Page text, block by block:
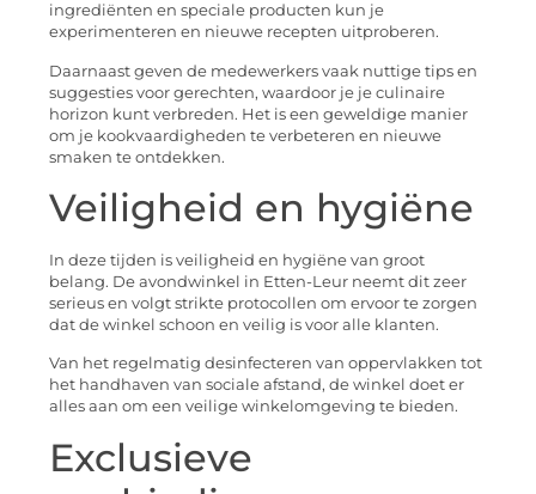
ingrediënten en speciale producten kun je
experimenteren en nieuwe recepten uitproberen.
Daarnaast geven de medewerkers vaak nuttige tips en
suggesties voor gerechten, waardoor je je culinaire
horizon kunt verbreden. Het is een geweldige manier
om je kookvaardigheden te verbeteren en nieuwe
smaken te ontdekken.
Veiligheid en hygiëne
In deze tijden is veiligheid en hygiëne van groot
belang. De avondwinkel in Etten-Leur neemt dit zeer
serieus en volgt strikte protocollen om ervoor te zorgen
dat de winkel schoon en veilig is voor alle klanten.
Van het regelmatig desinfecteren van oppervlakken tot
het handhaven van sociale afstand, de winkel doet er
alles aan om een veilige winkelomgeving te bieden.
Exclusieve